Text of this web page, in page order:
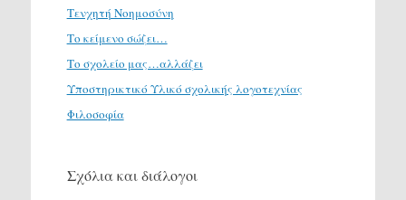
Τενχητή Νοημοσύνη
Το κείμενο σώζει…
Το σχολείο μας…αλλάζει
Υποστηρικτικό Υλικό σχολικής λογοτεχνίας
Φιλοσοφία
Σχόλια και διάλογοι